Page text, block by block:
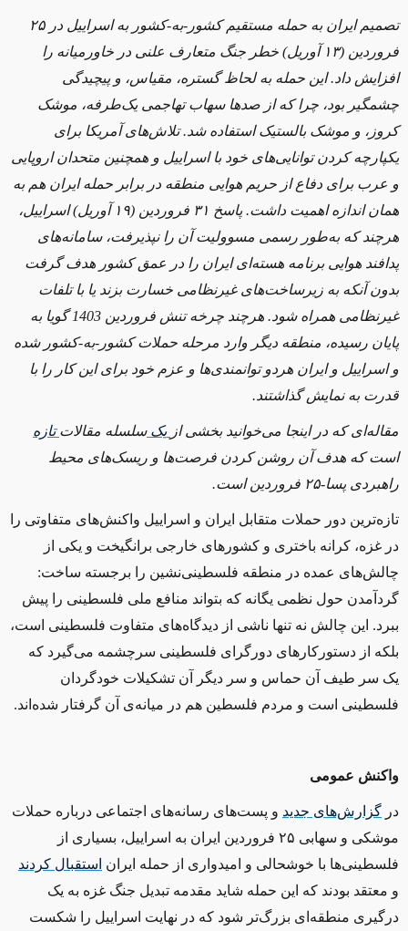
تصمیم ایران به حمله مستقیم کشور-به-کشور به اسراییل در ۲۵
فروردین (۱۳ آوریل) خطر جنگ متعارف علنی در خاورمیانه را
افزایش داد. این حمله به لحاظ گستره، مقیاس، و پیچیدگی
چشمگیر بود، چرا که از صدها سهاب تهاجمی یک‌طرفه، موشک
کروز، و موشک بالستیک استفاده شد. تلاش‌های آمریکا برای
یکپارچه کردن توانایی‌های خود با اسراییل و همچنین متحدان اروپایی
و عرب برای دفاع از حریم هوایی منطقه در برابر حمله ایران هم به
همان اندازه اهمیت داشت. پاسخ ۳۱ فروردین (۱۹ آوریل) اسراییل،
هرچند که به‌طور رسمی مسوولیت آن را نپذیرفت، سامانه‌های
پدافند هوایی برنامه هسته‌ای ایران را در عمق کشور هدف گرفت
بدون آنکه به زیرساخت‌های غیرنظامی خسارت بزند یا با تلفات
غیرنظامی همراه شود. هرچند چرخه تنش فروردین 1403 گویا به
پایان رسیده، منطقه دیگر وارد مرحله حملات کشور-به-کشور شده
و اسراییل و ایران هردو توانمندی‌ها و عزم خود برای این کار را با
قدرت به نمایش گذاشتند.
مقاله‌ای که در اینجا می‌خوانید بخشی از یک سلسله مقالات تازه
است که هدف آن روشن کردن فرصت‌ها و ریسک‌های محیط
راهبردی پسا-۲۵ فروردین است.
تازه‌ترین دور حملات متقابل ایران و اسراییل واکنش‌های متفاوتی را
در غزه، کرانه باختری و کشورهای خارجی برانگیخت و یکی از
چالش‌های عمده در منطقه‌ فلسطینی‌نشین را برجسته ساخت:
گردآمدن حول نظمی یگانه که بتواند منافع ملی فلسطینی را پیش
ببرد. این چالش نه‌ تنها ناشی از دیدگاه‌های متفاوت فلسطینی است،
بلکه از دستورکارهای دورگرای فلسطینی سرچشمه می‌گیرد که
یک سر طیف آن حماس و سر دیگر آن تشکیلات خودگردان
فلسطینی است و مردم فلسطین هم در میانه‌ی آن گرفتار شده‌اند.
واکنش عمومی
در گزارش‌های جدید و پست‌های رسانه‌های اجتماعی درباره حملات
موشکی و سهابی ۲۵ فروردین ایران به اسراییل، بسیاری از
فلسطینی‌ها با خوشحالی و امیدواری از حمله ایران استقبال کردند
و معتقد بودند که این حمله شاید مقدمه تبدیل جنگ غزه به یک
درگیری منطقه‌ای بزرگ‌تر شود که در نهایت اسراییل را شکست